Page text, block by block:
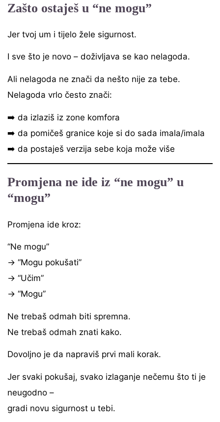
Zašto ostaješ u “ne mogu”
Jer tvoj um i tijelo žele sigurnost.
I sve što je novo – doživljava se kao nelagoda.
Ali nelagoda ne znači da nešto nije za tebe.
Nelagoda vrlo često znači:
➡️ da izlaziš iz zone komfora
➡️ da pomičeš granice koje si do sada imala/imala
➡️ da postaješ verzija sebe koja može više
Promjena ne ide iz “ne mogu” u
“mogu”
Promjena ide kroz:
“Ne mogu”
→ “Mogu pokušati”
→ “Učim”
→ “Mogu”
Ne trebaš odmah biti spremna.
Ne trebaš odmah znati kako.
Dovoljno je da napraviš prvi mali korak.
Jer svaki pokušaj, svako izlaganje nečemu što ti je
neugodno –
gradi novu sigurnost u tebi.